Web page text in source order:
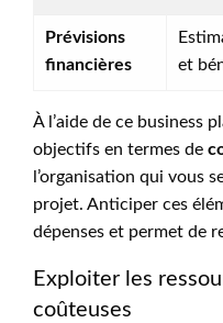
Prévisions
financières
et
À l’aide de ce business
objectifs en termes de
l’organisation qui vous
projet. Anticiper ces
dépenses et permet de
Exploiter les
coûteuses